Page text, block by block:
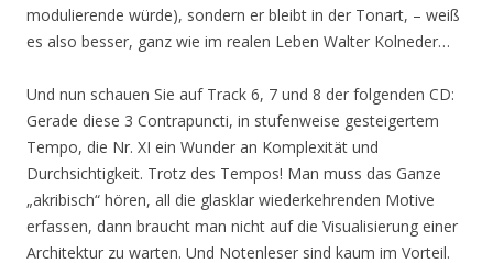
modulierende würde), sondern er bleibt in der Tonart, – weiß
es also besser, ganz wie im realen Leben Walter Kolneder…
Und nun schauen Sie auf Track 6, 7 und 8 der folgenden CD:
Gerade diese 3 Contrapuncti, in stufenweise gesteigertem
Tempo, die Nr. XI ein Wunder an Komplexität und
Durchsichtigkeit. Trotz des Tempos! Man muss das Ganze
„akribisch“ hören, all die glasklar wiederkehrenden Motive
erfassen, dann braucht man nicht auf die Visualisierung einer
Architektur zu warten. Und Notenleser sind kaum im Vorteil.